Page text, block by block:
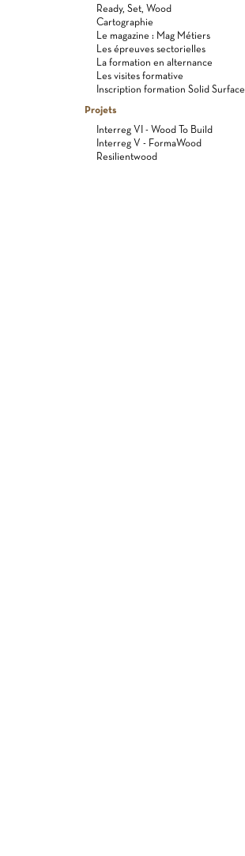
Ready, Set, Wood
Cartographie
Le magazine : Mag Métiers
Les épreuves sectorielles
La formation en alternance
Les visites formative
Inscription formation Solid Surface
Projets
Interreg VI - Wood To Build
Interreg V - FormaWood
Resilientwood